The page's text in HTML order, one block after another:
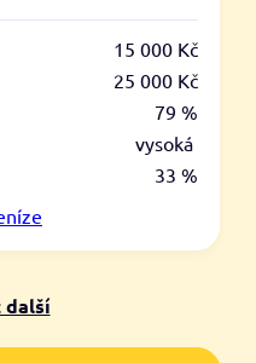
15 000 Kč
25 000 Kč
79 %
vysoká
33 %
další